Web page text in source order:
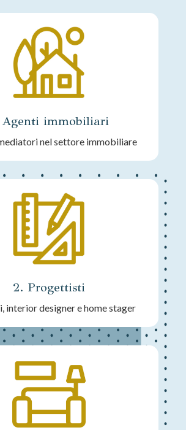
Agenti immobiliari
nel settore immobiliare
2. Progettisti
interior designer e home stager